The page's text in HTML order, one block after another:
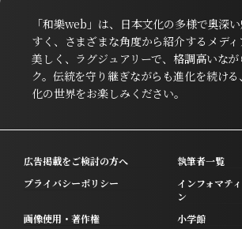
「和樂web」は、日本文化の多様で奥深
すく、さまざまな角度から紹介するメディ
美しく、ラグジュアリーで、格調高いなが
ク。伝統を守り継ぎながらも進化を続け
化の世界をお楽しみください。
広告掲載をご検討の方へ
執筆者一覧
プライバシーポリシー
インフォマテ
ン
画像使用・著作権
小学館